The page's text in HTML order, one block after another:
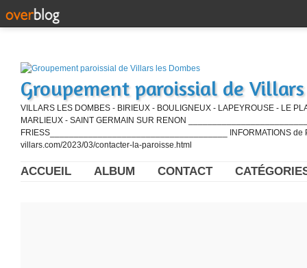
Groupement paroissial de
VILLARS LES DOMBES - BIRIEUX - BOULIGNEUX - LAPEYROUSE - LE
MARLIEUX - SAINT GERMAIN SUR RENON
FRIESS_____________________________________ INFORMATIONS de
villars.com/2023/03/contacter-la-paroisse.html
ACCUEIL ALBUM CONTACT